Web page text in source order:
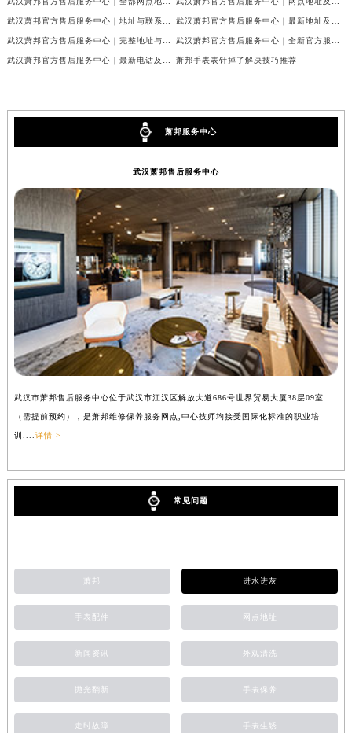
萧邦手表表针掉了解决技巧推荐
萧邦服务中心
武汉萧邦售后服务中心
武汉市萧邦售后服务中心位于武汉市江汉区解放大道686号世界贸易大厦38层09室
（需提前预约），是萧邦维修保养服务网点,中心技师均接受国际化标准的职业培
训.... 详情 >
常见问题
萧邦 进水进灰
手表配件 网点地址
新闻资讯 外观清洗
抛光翻新 手表保养
走时故障 手表生锈